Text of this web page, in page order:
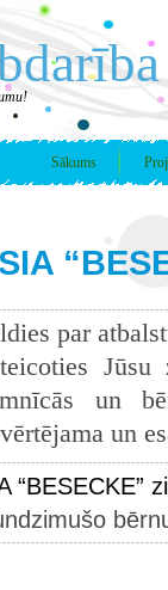
Sākums
SIA
par
un
un
“BESECKE”